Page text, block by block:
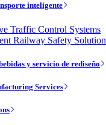
inteligente
Traffic Control Systems
Railway Safety Solution
y servicio de rediseño
Services